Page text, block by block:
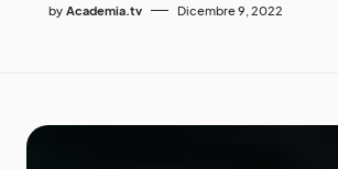
by Academia.tv Dicembre 9, 2022